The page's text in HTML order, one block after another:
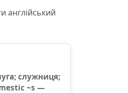
англійський
служниця;
~s —